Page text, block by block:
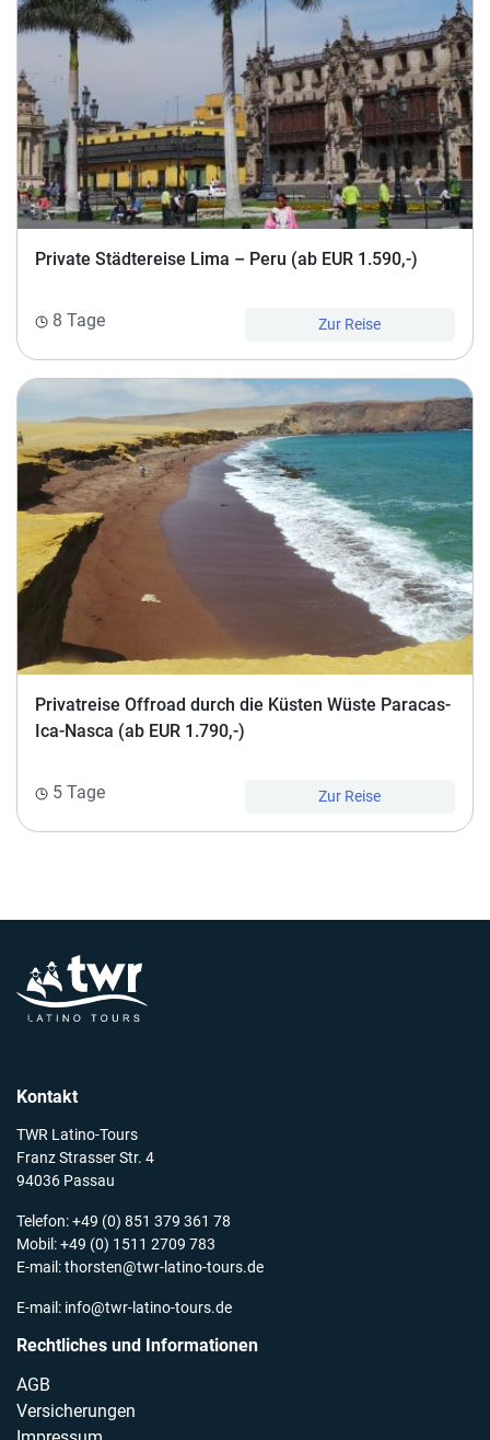
Private Städtereise Lima – Peru (ab EUR 1.590,-)
8 Tage Zur Reise
Privatreise Offroad durch die Küsten Wüste Paracas-
Ica-Nasca (ab EUR 1.790,-)
5 Tage Zur Reise
Kontakt
TWR Latino-Tours
Franz Strasser Str. 4
94036 Passau
Telefon: +49 (0) 851 379 361 78
Mobil: +49 (0) 1511 2709 783
E-mail:thorsten@twr-latino-tours.de
E-mail: info@twr-latino-tours.de
Rechtliches und Informationen
AGB
Versicherungen